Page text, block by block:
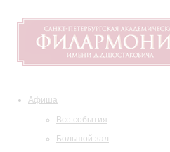
Афиша
Все события
Большой зал